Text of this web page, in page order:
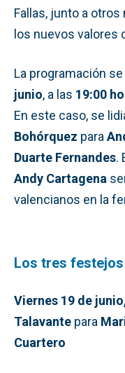
Fallas, junto a
los nuevos valores
La programación
junio, a las 19:00
En este caso, se
Bohórquez para
Duarte Fernandes.
Andy Cartagena
valencianos en la
Los tres
Viernes 19 de
Talavante para
Cuartero